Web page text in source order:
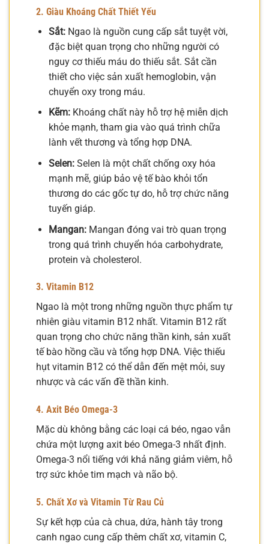
2. Giàu Khoáng Chất Thiết Yếu
Sắt:Ngao là nguồn cung cấp sắt tuyệt vời,
đặc biệt quan trọng cho những người có
nguy cơ thiếu máu do thiếu sắt. Sắt cần
thiết cho việc sản xuất hemoglobin, vận
chuyển oxy trong máu.
Kẽm:Khoáng chất này hỗ trợ hệ miễn dịch
khỏe mạnh, tham gia vào quá trình chữa
lành vết thương và tổng hợp DNA.
Selen:Selen là một chất chống oxy hóa
mạnh mẽ, giúp bảo vệ tế bào khỏi tổn
thương do các gốc tự do, hỗ trợ chức năng
tuyến giáp.
Mangan:Mangan đóng vai trò quan trọng
trong quá trình chuyển hóa carbohydrate,
protein và cholesterol.
3. Vitamin B12
Ngao là một trong những nguồn thực phẩm tự
nhiên giàu vitamin B12 nhất. Vitamin B12 rất
quan trọng cho chức năng thần kinh, sản xuất
tế bào hồng cầu và tổng hợp DNA. Việc thiếu
hụt vitamin B12 có thể dẫn đến mệt mỏi, suy
nhược và các vấn đề thần kinh.
4. Axit Béo Omega-3
Mặc dù không bằng các loại cá béo, ngao vẫn
chứa một lượng axit béo Omega-3 nhất định.
Omega-3 nổi tiếng với khả năng giảm viêm, hỗ
trợ sức khỏe tim mạch và não bộ.
5. Chất Xơ và Vitamin Từ Rau Củ
Sự kết hợp của cà chua, dứa, hành tây trong
canh ngao cung cấp thêm chất xơ, vitamin C,